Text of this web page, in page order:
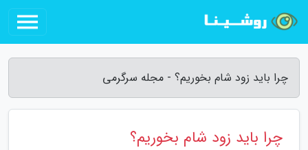
چرا باید زود شام بخوریم؟ - مجله سرگرمی
چرا باید زود شام بخوریم؟